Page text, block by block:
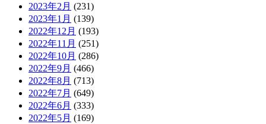
2023年2月 (231)
2023年1月 (139)
2022年12月 (193)
2022年11月 (251)
2022年10月 (286)
2022年9月 (466)
2022年8月 (713)
2022年7月 (649)
2022年6月 (333)
2022年5月 (169)